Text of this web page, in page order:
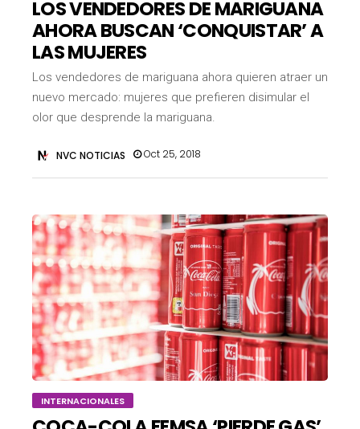
LOS VENDEDORES DE MARIGUANA
AHORA BUSCAN ‘CONQUISTAR’ A
LAS MUJERES
Los vendedores de mariguana ahora quieren atraer un
nuevo mercado: mujeres que prefieren disimular el
olor que desprende la mariguana.
NVC NOTICIAS Oct 25, 2018
INTERNACIONALES